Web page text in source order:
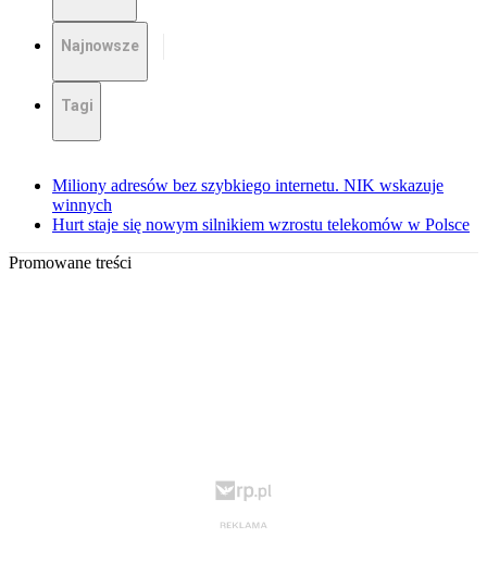
Najnowsze
Tagi
Miliony adresów bez szybkiego internetu. NIK wskazuje
winnych
Hurt staje się nowym silnikiem wzrostu telekomów w Polsce
Promowane treści